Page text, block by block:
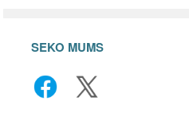
SEKO MUMS